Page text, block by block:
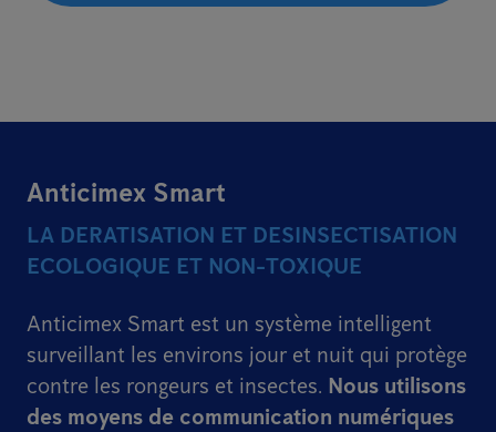
Anticimex Smart
LA DERATISATION ET DESINSECTISATION
ECOLOGIQUE ET NON-TOXIQUE
Anticimex Smart est un système intelligent
surveillant les environs jour et nuit qui protège
contre les rongeurs et insectes. Nous utilisons
des moyens de communication numériques